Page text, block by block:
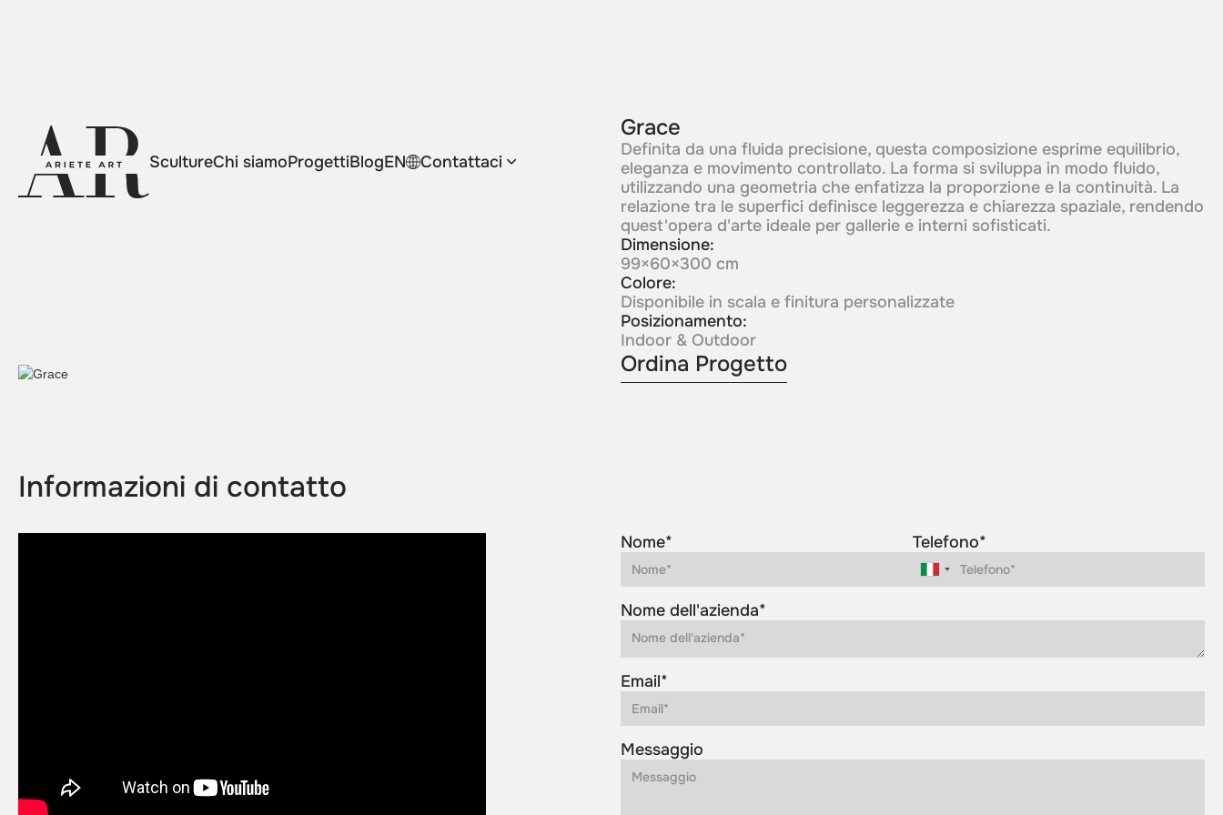
ScultureChi siamoProgettiBlogEN Contattaci
Grace
Definita da una fluida precisione, questa composizione esprime equilibrio,
eleganza e movimento controllato. La forma si sviluppa in modo fluido,
utilizzando una geometria che enfatizza la proporzione e la continuità. La
relazione tra le superfici definisce leggerezza e chiarezza spaziale, rendendo
quest'opera d'arte ideale per gallerie e interni sofisticati.
Dimensione:
99×60×300 cm
Colore:
Disponibile in scala e finitura personalizzate
Posizionamento:
Indoor & Outdoor
Ordina Progetto
Informazioni di contatto
Nome* Telefono*
Nome dell'azienda*
Email*
Messaggio